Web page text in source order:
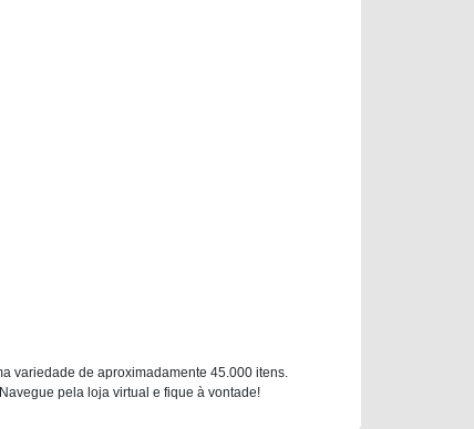
variedade de aproximadamente 45.000 itens.
pela loja virtual e fique à vontade!